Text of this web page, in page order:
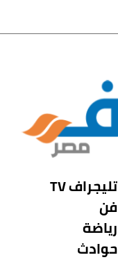
تليجراف TV
فن
رياضة
حوادث